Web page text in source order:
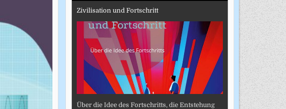
Zivilisation und Fortschritt
Über die Idee des Fortschritts, die Entstehung